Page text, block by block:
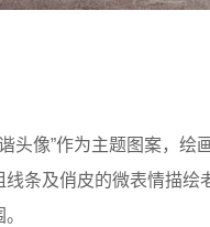
像”作为主题图案，绘
条及俏皮的微表情描